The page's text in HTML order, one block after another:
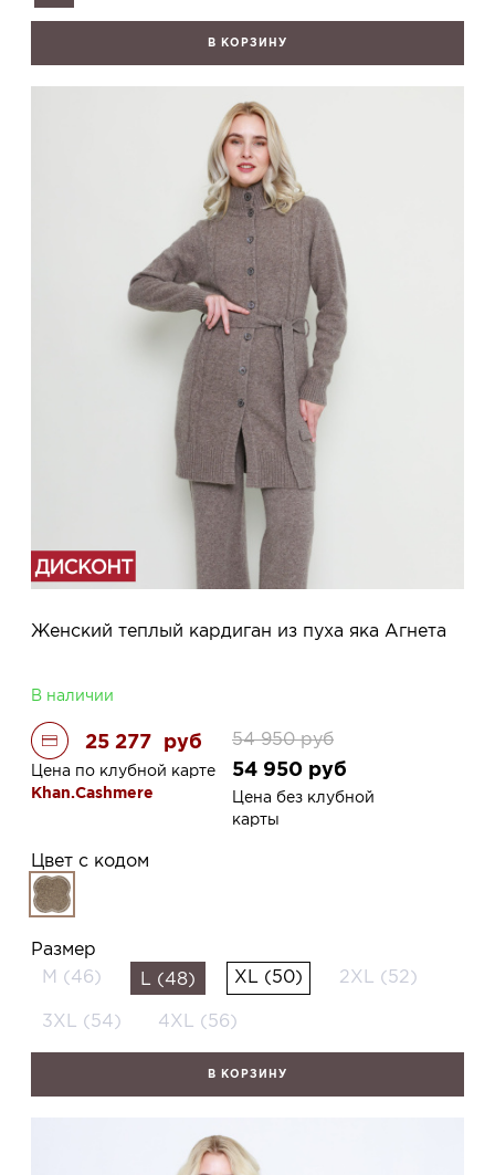
В КОРЗИНУ
Женский теплый кардиган из пуха яка Агнета
В наличии
25 277 руб
Цена по клубной карте
Khan.Cashmere
54 950 руб
54 950 руб
Цена без клубной
карты
Цвет с кодом
Размер
M (46)
L (48) XL (50) 2XL (52)
3XL (54) 4XL (56)
В КОРЗИНУ